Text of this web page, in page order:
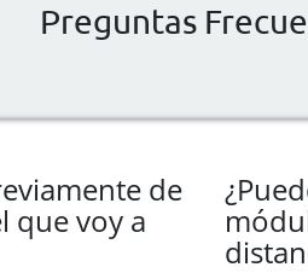
Preguntas
de
que voy a